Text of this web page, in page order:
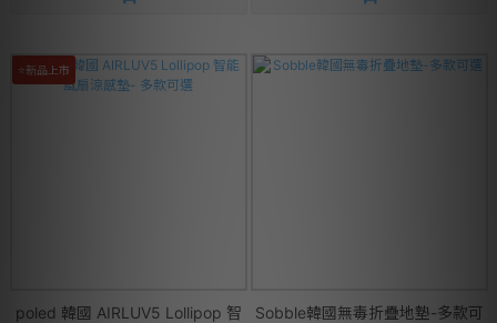
⭐新品上市
poled 韓國 AIRLUV5 Lollipop 智
Sobble韓國無毒折疊地墊-多款可